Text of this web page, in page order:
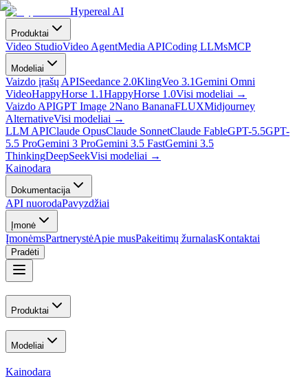
Hypereal AI
Produktai
Video StudioVideo AgentMedia APICoding LLMsMCP
Modeliai
Vaizdo įrašų APISeedance 2.0KlingVeo 3.1Gemini Omni
VideoHappyHorse 1.1HappyHorse 1.0Visi modeliai →
Vaizdo APIGPT Image 2Nano BananaFLUXMidjourney
AlternativeVisi modeliai →
LLM APIClaude OpusClaude SonnetClaude FableGPT-5.5GPT-
5.5 ProGemini 3 ProGemini 3.5 FastGemini 3.5
ThinkingDeepSeekVisi modeliai →
Kainodara
Dokumentacija
API nuorodaPavyzdžiai
Įmonė
ĮmonėmsPartnerystėApie musPakeitimų žurnalasKontaktai
Pradėti
Produktai
Modeliai
Kainodara